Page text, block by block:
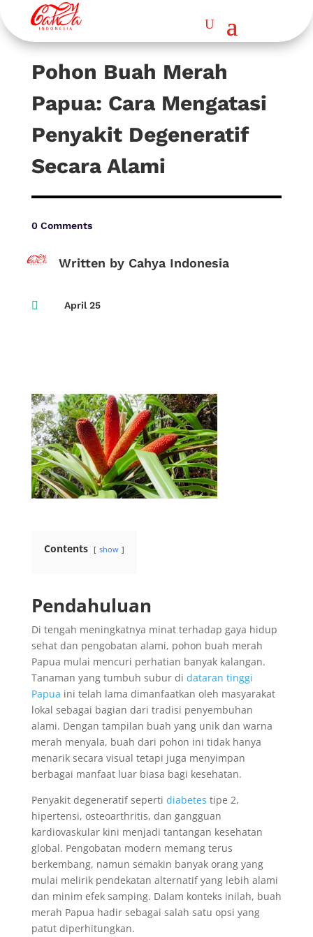
Pohon Buah Merah
Papua: Cara Mengatasi
Penyakit Degeneratif
Secara Alami
0 Comments
Written by Cahya Indonesia
 April 25
Contents show
Pendahuluan
Di tengah meningkatnya minat terhadap gaya hidup
sehat dan pengobatan alami, pohon buah merah
Papua mulai mencuri perhatian banyak kalangan.
Tanaman yang tumbuh subur di dataran tinggi
Papua ini telah lama dimanfaatkan oleh masyarakat
lokal sebagai bagian dari tradisi penyembuhan
alami. Dengan tampilan buah yang unik dan warna
merah menyala, buah dari pohon ini tidak hanya
menarik secara visual tetapi juga menyimpan
berbagai manfaat luar biasa bagi kesehatan.
Penyakit degeneratif seperti diabetes tipe 2,
hipertensi, osteoarthritis, dan gangguan
kardiovaskular kini menjadi tantangan kesehatan
global. Pengobatan modern memang terus
berkembang, namun semakin banyak orang yang
mulai melirik pendekatan alternatif yang lebih alami
dan minim efek samping. Dalam konteks inilah, buah
merah Papua hadir sebagai salah satu opsi yang
patut diperhitungkan.